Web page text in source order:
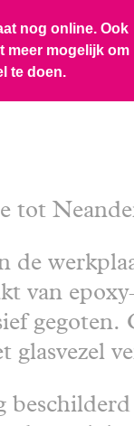
tot
de
van
glasvezel